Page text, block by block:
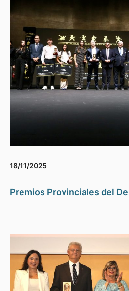
18/11/2025
Premios Provinciales del